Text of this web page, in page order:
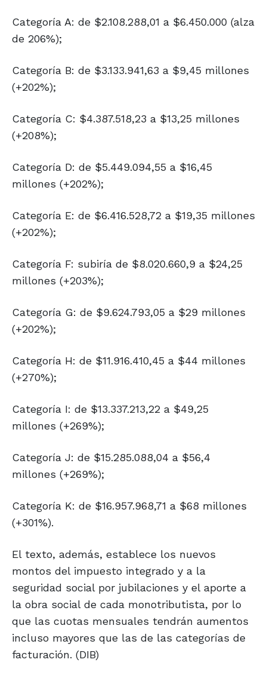
Categoría A: de $2.108.288,01 a $6.450.000 (alza
de 206%);
Categoría B: de $3.133.941,63 a $9,45 millones
(+202%);
Categoría C: $4.387.518,23 a $13,25 millones
(+208%);
Categoría D: de $5.449.094,55 a $16,45
millones (+202%);
Categoría E: de $6.416.528,72 a $19,35 millones
(+202%);
Categoría F: subiría de $8.020.660,9 a $24,25
millones (+203%);
Categoría G: de $9.624.793,05 a $29 millones
(+202%);
Categoría H: de $11.916.410,45 a $44 millones
(+270%);
Categoría I: de $13.337.213,22 a $49,25
millones (+269%);
Categoría J: de $15.285.088,04 a $56,4
millones (+269%);
Categoría K: de $16.957.968,71 a $68 millones
(+301%).
El texto, además, establece los nuevos
montos del impuesto integrado y a la
seguridad social por jubilaciones y el aporte a
la obra social de cada monotributista, por lo
que las cuotas mensuales tendrán aumentos
incluso mayores que las de las categorías de
facturación. (DIB)